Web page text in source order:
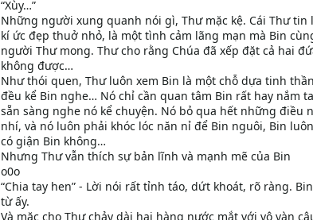
“Xùy…”
Những người xung quanh nói gì, Thư mặc kệ. Cái Thư
kí ức đẹp thuở nhỏ, là một tình cảm lãng mạn mà Bin
người Thư mong. Thư cho rằng Chúa đã xếp đặt cả hai
không được…
Như thói quen, Thư luôn xem Bin là một chỗ dựa tinh
đều kể Bin nghe… Nó chỉ cần quan tâm Bin rất hay nắm
sẵn sàng nghe nó kể chuyện. Nó bỏ qua hết những
nhí, và nó luôn phải khóc lóc năn nỉ để Bin nguôi, Bin
có giận Bin không…
Nhưng Thư vẫn thích sự bản lĩnh và mạnh mẽ của Bin
o0o
“Chia tay hen” - Lời nói rất tỉnh táo, dứt khoát, rõ ràng.
từ ấy.
Và mặc cho Thư chảy dài hai hàng nước mắt với vô vàn